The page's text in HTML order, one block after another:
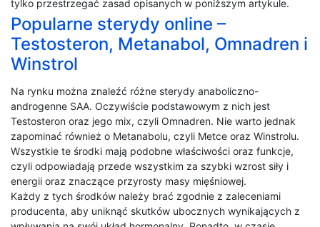
tylko przestrzegać zasad opisanych w poniższym artykule.
Popularne sterydy online –
Testosteron, Metanabol, Omnadren i
Winstrol
Na rynku można znaleźć różne sterydy anaboliczno-
androgenne SAA. Oczywiście podstawowym z nich jest
Testosteron oraz jego mix, czyli Omnadren. Nie warto jednak
zapominać również o Metanabolu, czyli Metce oraz Winstrolu.
Wszystkie te środki mają podobne właściwości oraz funkcje,
czyli odpowiadają przede wszystkim za szybki wzrost siły i
energii oraz znaczące przyrosty masy mięśniowej.
Każdy z tych środków należy brać zgodnie z zaleceniami
producenta, aby uniknąć skutków ubocznych wynikających z